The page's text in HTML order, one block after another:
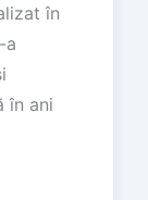
în
a
în ani